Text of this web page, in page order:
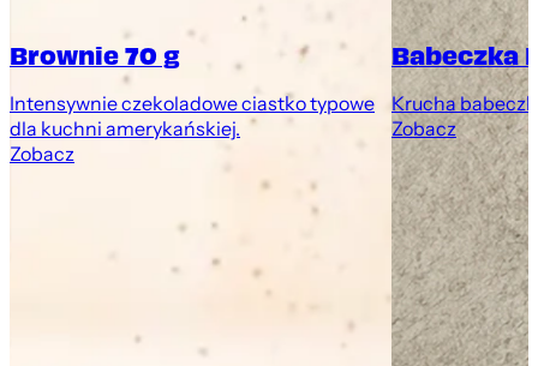
Brownie 70 g
Intensywnie czekoladowe ciastko typowe
dla kuchni amerykańskiej.
Zobacz
Babeczka
Krucha
Zobacz